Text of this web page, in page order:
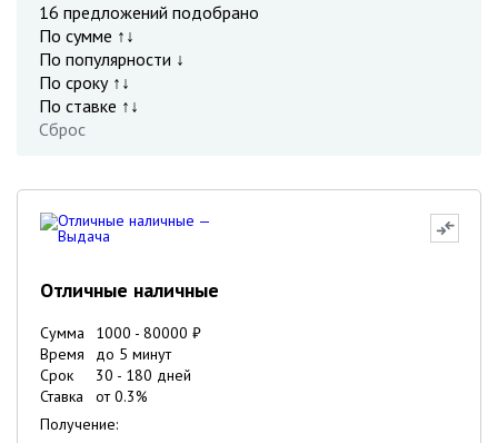
16 предложений подобрано
По сумме ↑↓
По популярности ↓
По сроку ↑↓
По ставке ↑↓
Сброс
Отличные наличные
Сумма 1000 - 80000 ₽
Время
до 5 минут
Срок
30 - 180 дней
Ставка
от0.3%
Получение: